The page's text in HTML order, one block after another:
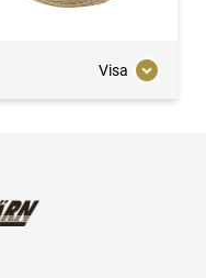
Visa